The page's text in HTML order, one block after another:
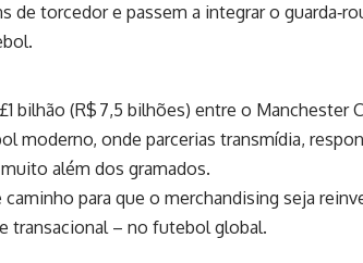
de torcedor e passem a integrar o
bilhão (R$ 7,5 bilhões) entre o Manchester
moderno, onde parcerias transmídia,
além dos gramados.
para que o merchandising seja
transacional – no futebol global.